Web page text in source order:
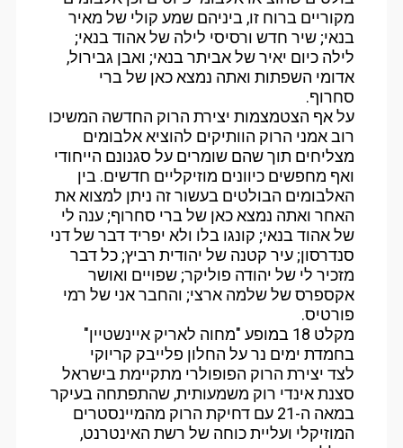
מקוריים ברוח זו, ביניהם שמע קולי של מאיר
בנאי; שיר חדש ורסיסי לילה של אהוד בנאי;
לילה כיום יאיר של אביתר בנאי; ואבן גבירול,
אדומי השפתות ואתה נמצא כאן של ברי
סחרוף.
על אף הצטמצמות יצירת הרוק החדשה המשיכו
רוב אמני הרוק הוותיקים להוציא אלבומים
מצליחים תוך שהם שומרים על סגנונם הייחודי
ואף מחפשים כיוונים מוזיקליים חדשים. בין
האלבומים הבולטים בעשור זה ניתן למצוא את
האחר ואתה נמצא כאן של ברי סחרוף; ענה לי
של אהוד בנאי; קונגו בלו ולא יפריד דבר של דני
סנדרסון; עיר קטנה של יהודית רביץ; כל דבר
מזכיר לי של יהודה פוליקר; שפויים ואושר
אקספרס של שלמה ארצי; והחבר אני של רמי
פורטיס.
מקלט 18 במופע "מחוה לאריק איינשטיין"
בחמדת ימים נר על החלון פלייבק קריוקי
לצד יצירת הרוק הפופולרי מתקיימת בישראל
סצנת אינדי רוק משמעותית, שהתפתחה בעיקר
במאה ה-21 עם דחיקת הרוק מהמיינסטרים
המוזיקלי ועליית כוחה של רשת האינטרנט,